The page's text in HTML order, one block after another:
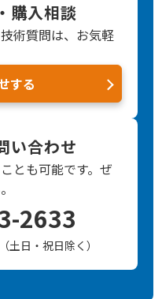
購入相談
術質問は、お気軽
する
い合わせ
とも可能です。ぜ
2633
土日・祝日除く）